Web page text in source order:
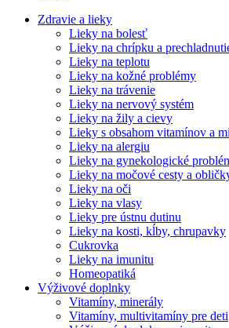
Zdravie a lieky
Lieky na bolesť
Lieky na chrípku a
Lieky na teplotu
Lieky na kožné problémy
Lieky na trávenie
Lieky na nervový systém
Lieky na žily a cievy
Lieky s obsahom vitamínov a
Lieky na alergiu
Lieky na gynekologické
Lieky na močové cesty a
Lieky na oči
Lieky na vlasy
Lieky pre ústnu dutinu
Lieky na kosti, kĺby, chrupavky
Cukrovka
Lieky na imunitu
Homeopatiká
Výživové doplnky
Vitamíny, minerály
Vitamíny, multivitamíny pre deti